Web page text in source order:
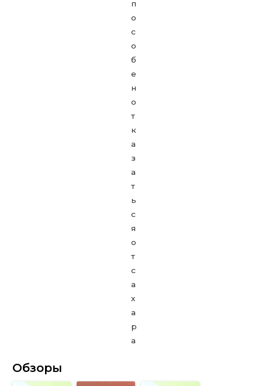
Обзоры